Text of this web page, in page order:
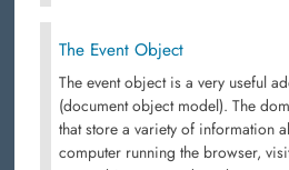
The Event Object
The event object is a very useful
(document object model). The
that store a variety of information
computer running the browser,